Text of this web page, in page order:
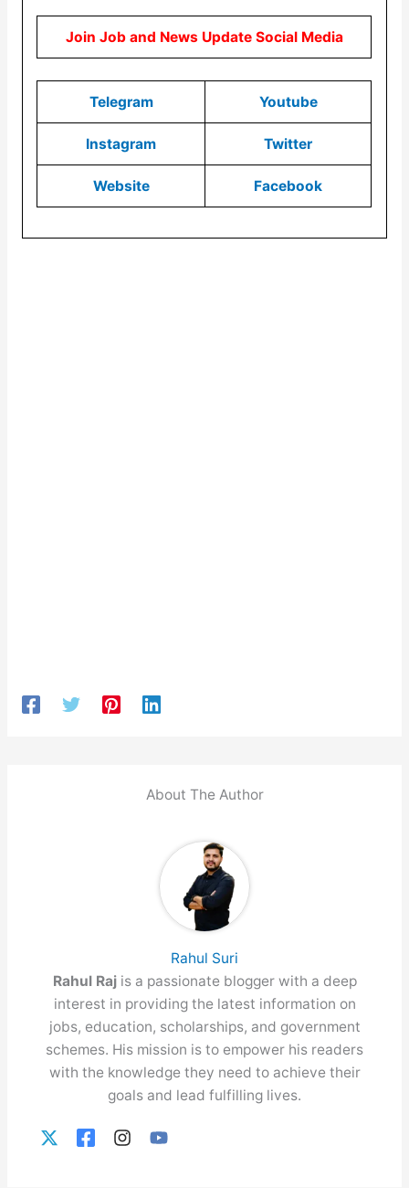
Join Job and News Update Social Media
Telegram Youtube
Instagram Twitter
Website Facebook
About The Author
Rahul Suri
Rahul Raj is a passionate blogger with a deep
interest in providing the latest information on
jobs, education, scholarships, and government
schemes. His mission is to empower his readers
with the knowledge they need to achieve their
goals and lead fulfilling lives.